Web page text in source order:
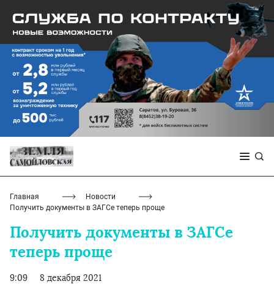
Главная
Новости
Получить документы в ЗАГСе теперь проще
Получить документы в ЗАГСе
теперь проще
9:09 8 декабря 2021